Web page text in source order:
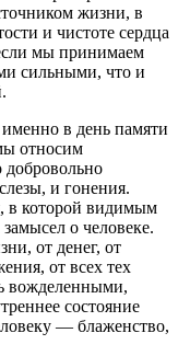
жизни, в
и чистоте сердца
мы принимаем
сильными, что и
в день памяти
относим
и гонения.
в которой видимым
о человеке.
от денег, от
от всех тех
вожделенными,
состояние
― блаженство,